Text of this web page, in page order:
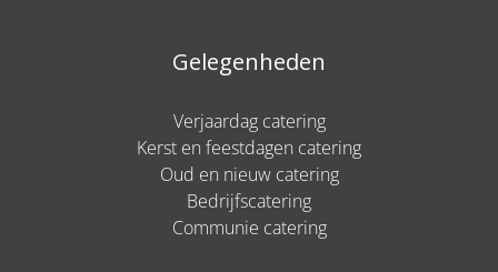
Gelegenheden
Verjaardag catering
Kerst en feestdagen catering
Oud en nieuw catering
Bedrijfscatering
Communie catering